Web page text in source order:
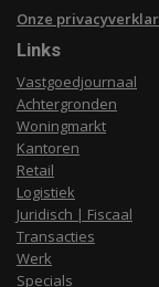
Onze
Links
Vastgoedjournaal
Achtergronden
Woningmarkt
Kantoren
Retail
Logistiek
Juridisch | Fiscaal
Transacties
Werk
Specials